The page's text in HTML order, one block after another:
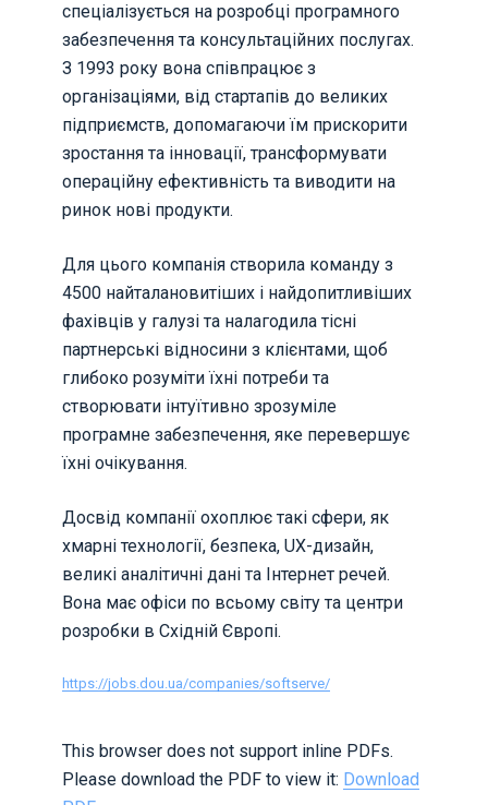
спеціалізується на розробці програмного
забезпечення та консультаційних послугах.
З 1993 року вона співпрацює з
організаціями, від стартапів до великих
підприємств, допомагаючи їм прискорити
зростання та інновації, трансформувати
операційну ефективність та виводити на
ринок нові продукти.
Для цього компанія створила команду з
4500 найталановитіших і найдопитливіших
фахівців у галузі та налагодила тісні
партнерські відносини з клієнтами, щоб
глибоко розуміти їхні потреби та
створювати інтуїтивно зрозуміле
програмне забезпечення, яке перевершує
їхні очікування.
Досвід компанії охоплює такі сфери, як
хмарні технології, безпека, UX-дизайн,
великі аналітичні дані та Інтернет речей.
Вона має офіси по всьому світу та центри
розробки в Східній Європі.
https://jobs.dou.ua/companies/softserve/
This browser does not support inline PDFs.
Please download the PDF to view it: Download